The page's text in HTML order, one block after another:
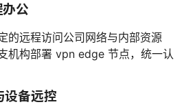
公
的远程访问公司网络与内部资源
机构部署 vpn edge 节点，统一认
设备远控